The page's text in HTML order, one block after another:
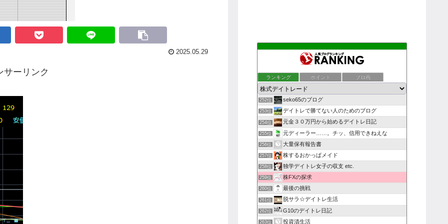
2025.05.29
サーリンク
ランキング ポイント ブロ画
252位 seko65のブログ
253位 デイトレで勝てない人のためのブログ
254位 元金３０万円から始めるデイトレ日記
255位 元ディーラー……。チッ、信用できねえな
256位 大量保有報告書
257位 株するおかっぱメイド
258位 独学デイトレ女子の収支 etc.
259位 株FXの探求
260位 最後の挑戦
261位 脱サラ☆デイトレ生活
262位 G10のデイトレ日記
263位 投資漬生活